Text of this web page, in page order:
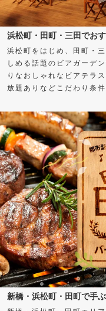
浜松町・田町・三田でお
浜松町をはじめ、田町・
しめる話題のビアガーデ
りなおしゃれなビアテラ
放題ありなどこだわり条件
新橋・浜松町・田町で手